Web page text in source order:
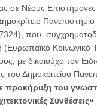
σε Νέους
που
Κοινωνικό
με δικαιούχο τον
του Δημοκριτείου
προκήρυξη του
Συνθέσεις»